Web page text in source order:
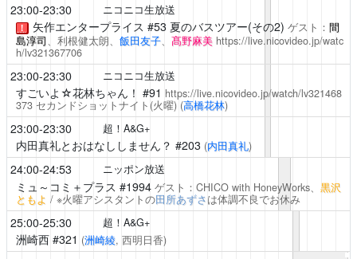
23:00-23:30 ニコニコ生放送
！ 矢作エンタープライス #53 夏のバスツアー(その2) ゲスト： 間
島淳司、利根健太朗、 飯田友子、 髙野麻美 https://live.nicovideo.jp/watc
h/lv321367706
23:00-23:30 ニコニコ生放送
すごいよ☆花林ちゃん！ #91 https://live.nicovideo.jp/watch/lv321468
373セカンドショットナイト(火曜) (高橋花林)
23:00-23:30 超！A&G+
内田真礼とおはなししません？ #203 (内田真礼)
24:00-24:53 ニッポン放送
ミュ～コミ＋プラス #1994 ゲスト：CHICO with HoneyWorks、 黒沢
ともよ / ※火曜アシスタントの田所あずさは体調不良でお休み
25:00-25:30 超！A&G+
洲崎西#321 (洲崎綾, 西明日香)